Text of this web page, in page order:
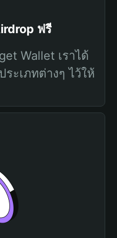
ฟรี
Wallet เราได้
ะเภทต่างๆ ไว้ให้